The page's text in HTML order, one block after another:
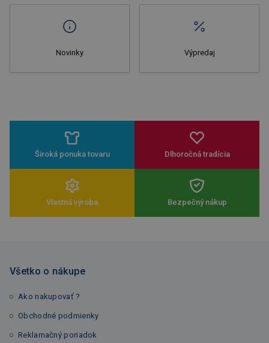
Novinky Výpredaj
Široká ponuka tovaru Dlhoročná tradícia
Vlastná výroba Bezpečný nákup
Všetko o nákupe
Ako nakupovať ?
Obchodné podmienky
Reklamačný poriadok